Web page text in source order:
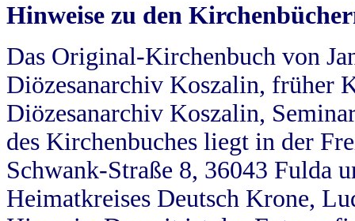
Hinweise zu den
Das Original-Kirchenbuch von
Diözesanarchiv Koszalin, früher
Diözesanarchiv Koszalin,
des Kirchenbuches liegt in der
Schwank-Straße 8, 36043 Fulda
Heimatkreises Deutsch Krone,